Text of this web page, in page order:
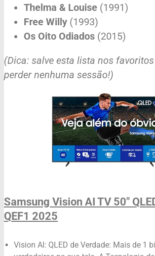
Thelma & Louise (1991)
Free Willy (1993)
Os Oito Odiados (2015)
(Dica: salve esta lista nos
perder nenhuma sessão!)
Samsung Vision AI TV 50"
QEF1 2025
Vision AI: QLED de Verdade: Mais de 1